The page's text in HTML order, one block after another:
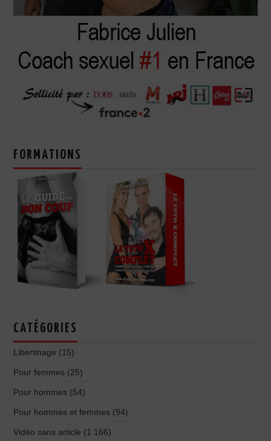
FORMATIONS
CATÉGORIES
Libertinage (15)
Pour femmes (25)
Pour hommes (54)
Pour hommes et femmes (94)
Vidéo sans article (1 166)